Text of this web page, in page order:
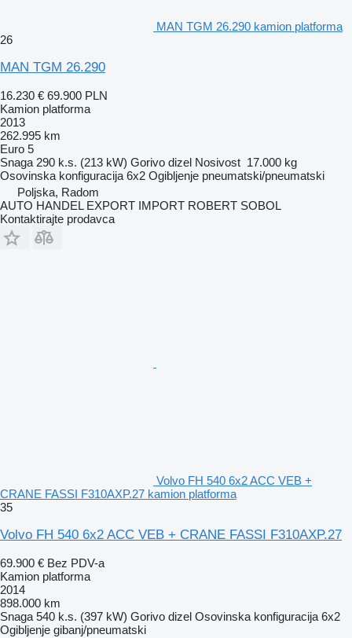
MAN TGM 26.290 kamion platforma
26
MAN TGM 26.290
16.230 € 69.900 PLN
Kamion platforma
2013
262.995 km
Euro 5
Snaga 290 k.s. (213 kW) Gorivo dizel Nosivost 17.000 kg
Osovinska konfiguracija 6x2 Ogibljenje pneumatski/pneumatski
Poljska, Radom
AUTO HANDEL EXPORT IMPORT ROBERT SOBOL
Kontaktirajte prodavca
Volvo FH 540 6x2 ACC VEB +
CRANE FASSI F310AXP.27 kamion platforma
35
Volvo FH 540 6x2 ACC VEB + CRANE FASSI F310AXP.27
69.900 € Bez PDV-a
Kamion platforma
2014
898.000 km
Snaga 540 k.s. (397 kW) Gorivo dizel Osovinska konfiguracija 6x2
Ogibljenje gibanj/pneumatski